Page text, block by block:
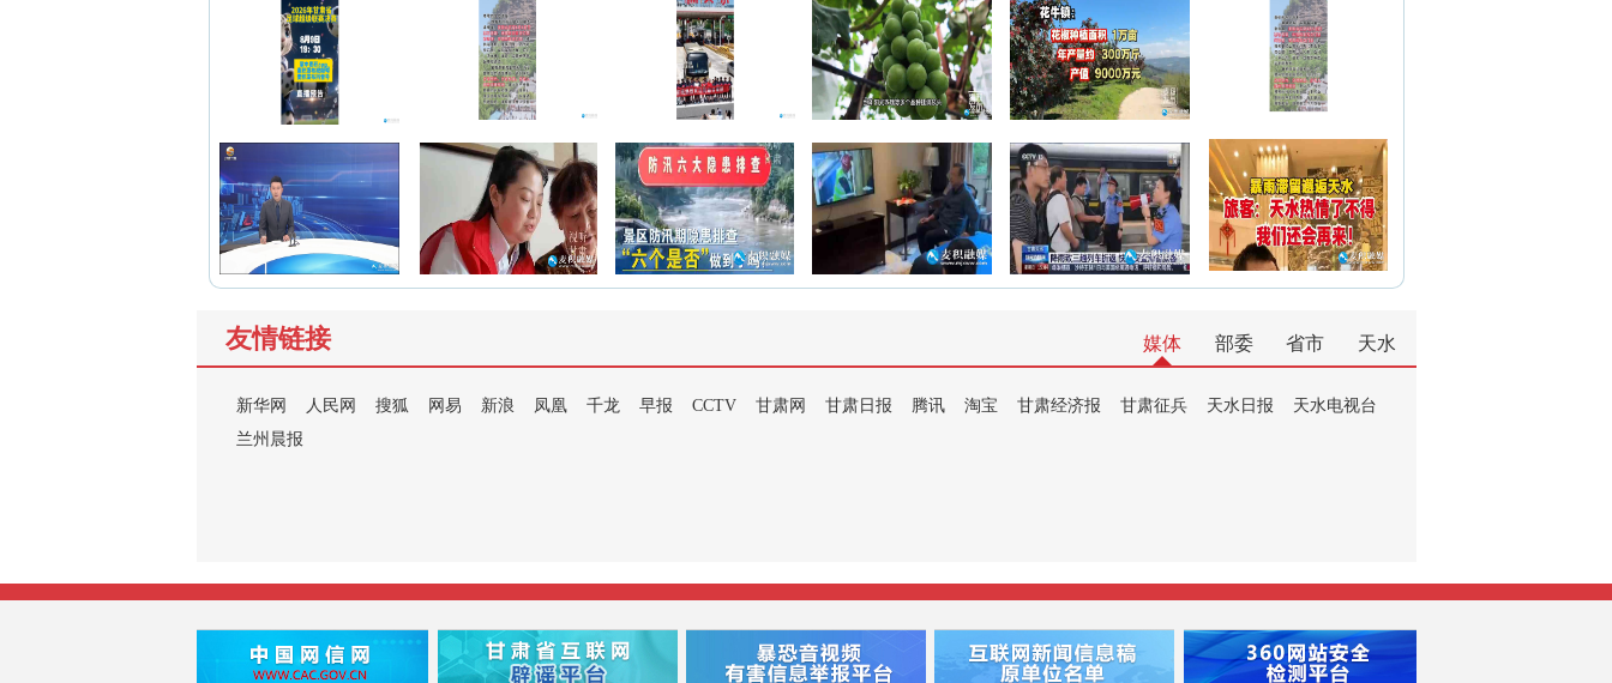
友情链接 媒体 部委 省市 天水
新华网 人民网 搜狐 网易 新浪 凤凰 千龙 早报 CCTV 甘肃网 甘肃日报 腾讯 淘宝 甘肃经济报 甘肃征兵 天水日报
天水电视台
兰州晨报